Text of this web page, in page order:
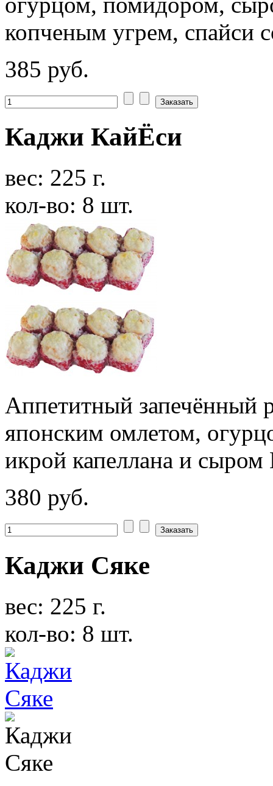
копченым угрем, спайси
385 руб.
Каджи КайЁси
вес: 225 г.
кол-во: 8 шт.
Аппетитный запечённый
японским омлетом,
икрой капеллана и сыром
380 руб.
Каджи Сяке
вес: 225 г.
кол-во: 8 шт.